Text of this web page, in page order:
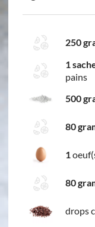
250
1
pains
500
80
1
80
drops